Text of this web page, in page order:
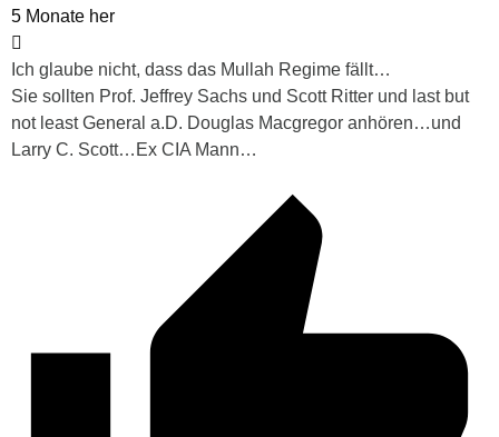
5 Monate her
Ich glaube nicht, dass das Mullah Regime fällt…
Sie sollten Prof. Jeffrey Sachs und Scott Ritter und last but
not least General a.D. Douglas Macgregor anhören…und
Larry C. Scott…Ex CIA Mann…